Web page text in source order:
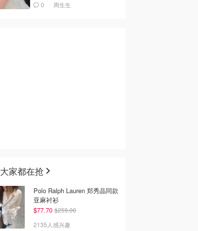
0 周生生
大家都在抢
Polo Ralph Lauren 郑秀晶同款
亚麻衬衫
$77.70 $259.00
2135人感兴趣